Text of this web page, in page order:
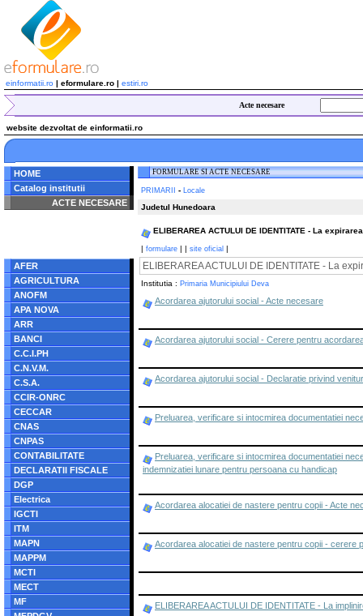
einformatii.ro | eformulare.ro | estiri.ro
Acte necesare
website dezvoltat de einformatii.ro
HOME
Catalog institutii
ACTE NECESARE
/home/eformulare.ro/public_html/navigare/stanga.php
AFER
AGRICULTURA
ANOFM
APA NOVA
ARR
BANCI
C.C.I.PH
C.N.V.M.
C.S.A.
CCIR-ONRC
CECCAR
CNAS
CNPAS
CONTABILITATE
DECLARATII FISCALE
DGP
Electrica
IGCTI
ITM
MAPN
MAPPM
MCTI
MECT
MF
FORMULARE SI ACTE NECESARE
PRIMARII - Locale
Judetul Hunedoara
ELIBERAREA ACTULUI DE IDENTITATE - La
| formulare | | site oficial |
ELIBERAREA ACTULUI DE IDENTITATE - La
Institutia : Primaria Municipiului Deva
Acordarea ajutorului social - Acte necesare
Acordarea ajutorului social - Cerere pentru
Acordarea ajutorului social - Declaratie privind
Preluarea, verificare si intocmirea documentatiei
Preluarea, verificare si intocmirea documentatiei
indemnizatiei lunare pentru persoana cu handicap
Acordarea alocatiei de nastere pentru copii - Acte
Acordarea alocatiei de nastere pentru copii - cerere
ELIBERAREA ACTULUI DE IDENTITATE - La